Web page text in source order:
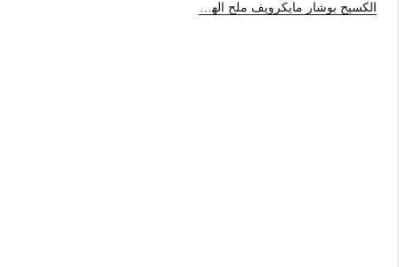
الكسيح بوشار مايكرويف ملح الهمالايا 247 غم